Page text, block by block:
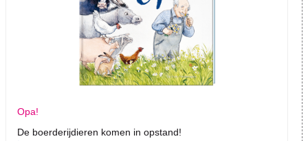
Opa!
De boerderijdieren komen in opstand!